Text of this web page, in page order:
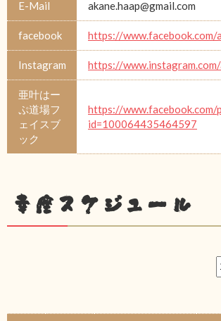
E-Mail akane.haap@gmail.com
facebook https://www.facebook.com/
Instagram https://
亜叶はー
ぷ道場フ
ェイスブ
ック
https://www.facebook.com/
id=100064435464597
幸座スケジュール